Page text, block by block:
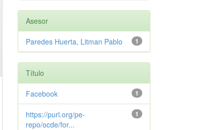
Asesor
1
Paredes Huerta, Litman Pablo
Título
1
Facebook
1
https://purl.org/pe-
repo/ocde/for...